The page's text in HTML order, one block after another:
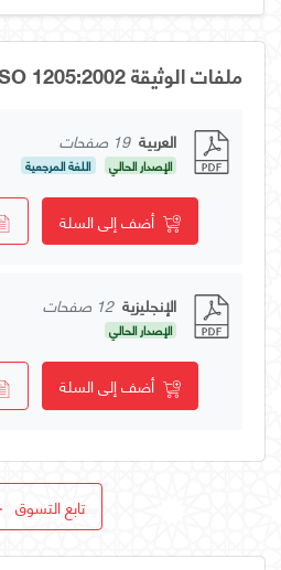
ملفات الوثيقة GSO 1205:2002
العربية 19 صفحات
الإصدار الحالي اللغة المرجعية
أضف إلى السلة
الإنجليزية 12 صفحات
الإصدار الحالي
أضف إلى السلة
تابع التسوق